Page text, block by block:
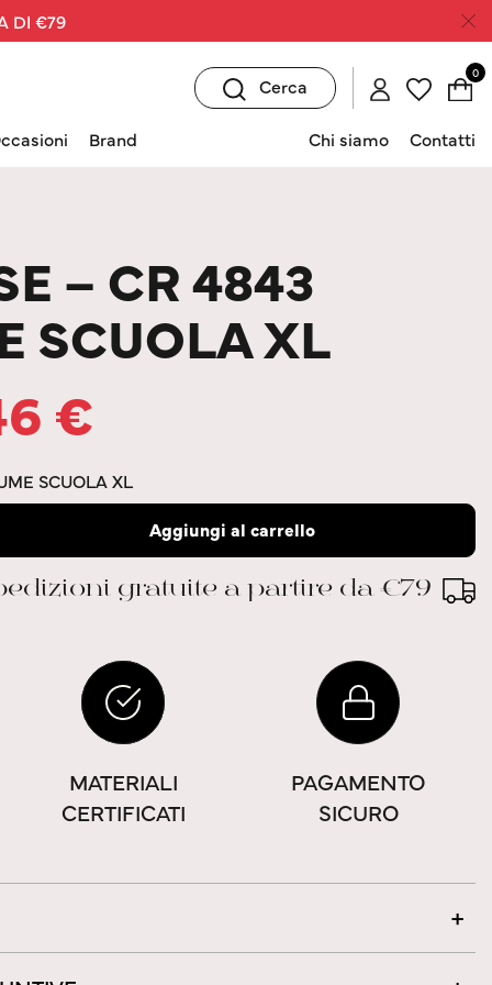
DI €79
Cerca
0
Brand Chi siamo Contatti
– CR 4843
SCUOLA XL
€
SCUOLA XL
Aggiungi al carrello
gratuite a partire da €79
MATERIALI
CERTIFICATI
PAGAMENTO
SICURO